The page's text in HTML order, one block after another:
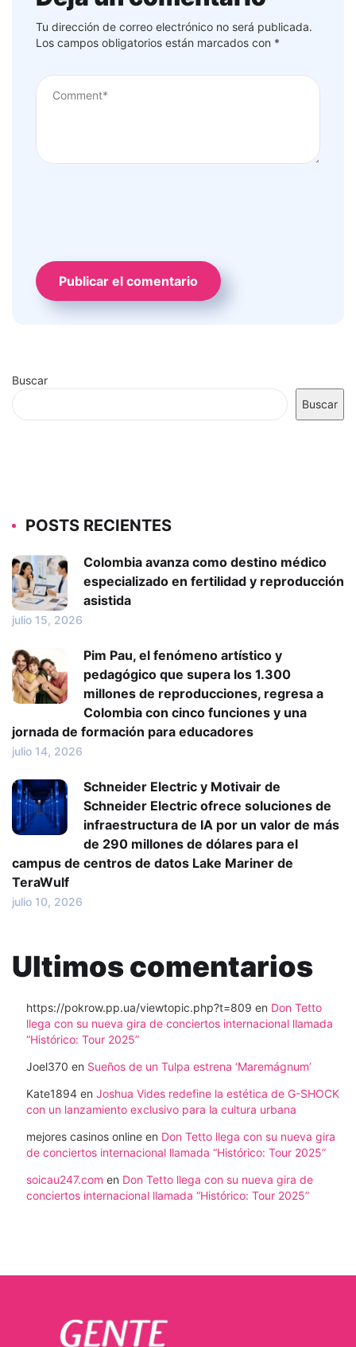
Tu dirección de correo electrónico no será publicada.
Los campos obligatorios están marcados con *
Buscar
Buscar
POSTS RECIENTES
Colombia avanza como destino médico
especializado en fertilidad y reproducción
asistida
julio 15, 2026
Pim Pau, el fenómeno artístico y
pedagógico que supera los 1.300
millones de reproducciones, regresa a
Colombia con cinco funciones y una
jornada de formación para educadores
julio 14, 2026
Schneider Electric y Motivair de
Schneider Electric ofrece soluciones de
infraestructura de IA por un valor de más
de 290 millones de dólares para el
campus de centros de datos Lake Mariner de
TeraWulf
julio 10, 2026
Ultimos comentarios
https://pokrow.pp.ua/viewtopic.php?t=809 en Don Tetto
llega con su nueva gira de conciertos internacional llamada
“Histórico: Tour 2025”
Joel370 en Sueños de un Tulpa estrena ‘Maremágnum’
Kate1894 en Joshua Vides redefine la estética de G-SHOCK
con un lanzamiento exclusivo para la cultura urbana
mejores casinos online en Don Tetto llega con su nueva gira
de conciertos internacional llamada “Histórico: Tour 2025”
soicau247.com en Don Tetto llega con su nueva gira de
conciertos internacional llamada “Histórico: Tour 2025”